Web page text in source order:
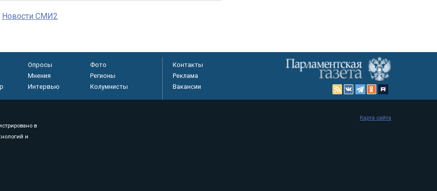
Новости СМИ2
Опросы
Фото
Мнения
Регионы
Интервью Колумнисты
Контакты
Реклама
Вакансии
в
и
Карта сайта